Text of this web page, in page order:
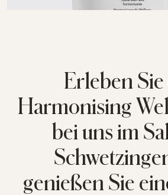
Erleben Sie
Harmonising
bei uns im
genießen Sie